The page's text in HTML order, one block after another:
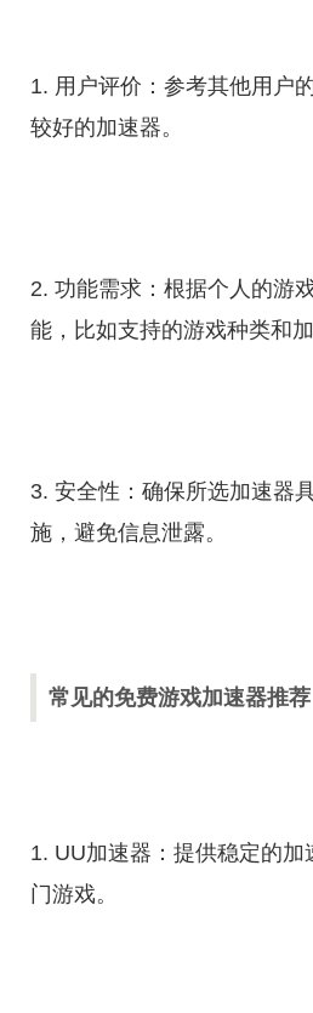
1. 用户评价：参考其他用户
较好的加速器。
2. 功能需求：根据个人的游
能，比如支持的游戏种类和加
3. 安全性：确保所选加速器
施，避免信息泄露。
常见的免费游戏加速器推荐
1. UU加速器：提供稳定的加
门游戏。